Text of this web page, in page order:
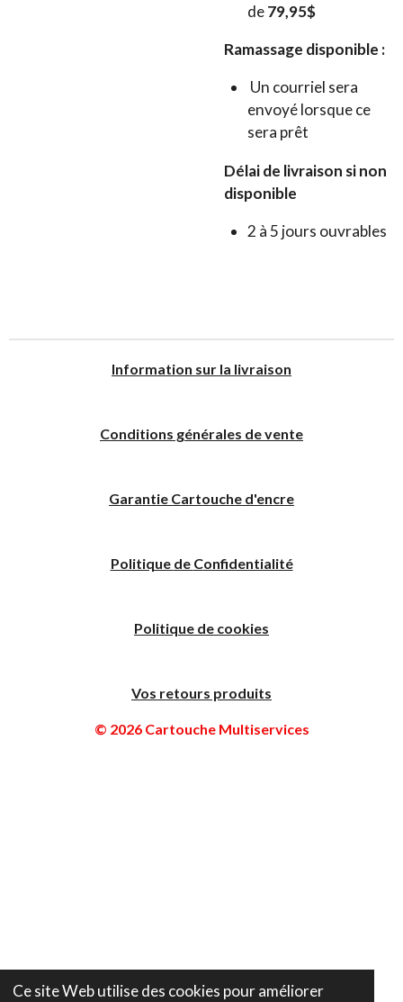
Ce site Web utilise des cookies pour améliorer
de79,95$
Ramassage disponible :
Un courriel sera
envoyé lorsque ce
sera prêt
Délai de livraison si non
disponible
2 à 5 jours ouvrables
Information sur la livraison
Conditions générales de vente
Garantie Cartouche d'encre
Politique de Confidentialité
Politique de cookies
Vos retours produits
© 2026 Cartouche Multiservices